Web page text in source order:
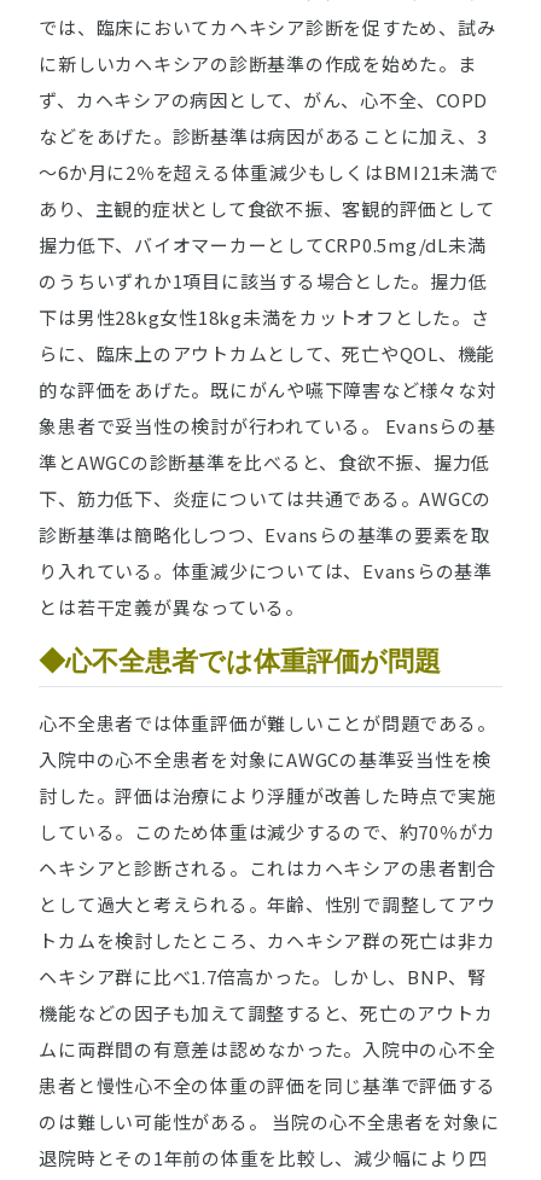
では、臨床においてカヘキシア診断を促すため、試み
に新しいカヘキシアの診断基準の作成を始めた。ま
ず、カヘキシアの病因として、がん、心不全、COPD
などをあげた。診断基準は病因があることに加え、3
～6か月に2％を超える体重減少もしくはBMI21未満で
あり、主観的症状として食欲不振、客観的評価として
握力低下、バイオマーカーとしてCRP0.5mg/dL未満
のうちいずれか1項目に該当する場合とした。握力低
下は男性28kg女性18kg未満をカットオフとした。さ
らに、臨床上のアウトカムとして、死亡やQOL、機能
的な評価をあげた。既にがんや嚥下障害など様々な対
象患者で妥当性の検討が行われている。 Evansらの基
準とAWGCの診断基準を比べると、食欲不振、握力低
下、筋力低下、炎症については共通である。AWGCの
診断基準は簡略化しつつ、Evansらの基準の要素を取
り入れている。体重減少については、Evansらの基準
とは若干定義が異なっている。
◆心不全患者では体重評価が問題
心不全患者では体重評価が難しいことが問題である。
入院中の心不全患者を対象にAWGCの基準妥当性を検
討した。評価は治療により浮腫が改善した時点で実施
している。このため体重は減少するので、約70％がカ
ヘキシアと診断される。これはカヘキシアの患者割合
として過大と考えられる。年齢、性別で調整してアウ
トカムを検討したところ、カヘキシア群の死亡は非カ
ヘキシア群に比べ1.7倍高かった。しかし、BNP、腎
機能などの因子も加えて調整すると、死亡のアウトカ
ムに両群間の有意差は認めなかった。入院中の心不全
患者と慢性心不全の体重の評価を同じ基準で評価する
のは難しい可能性がある。 当院の心不全患者を対象に
退院時とその1年前の体重を比較し、減少幅により四